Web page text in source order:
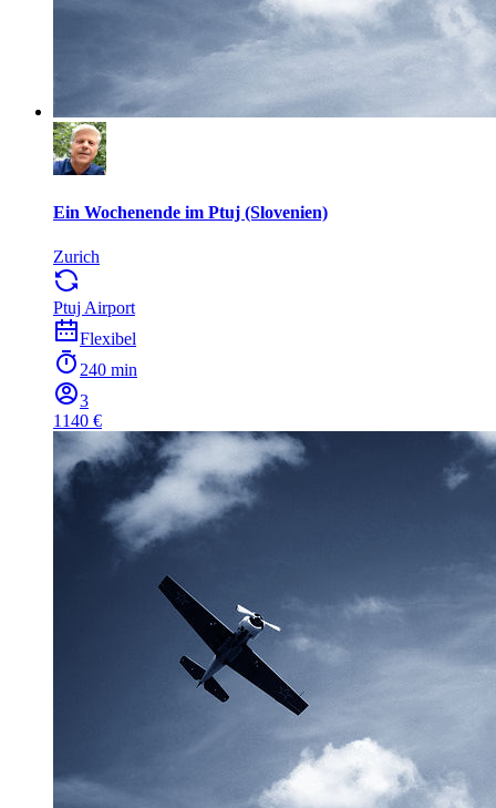
Ein Wochenende im Ptuj (Slovenien)
Zurich
Ptuj Airport
Flexibel
240 min
3
1140 €